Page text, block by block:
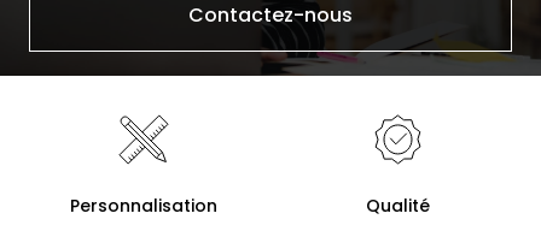
Contactez-nous
Personnalisation Qualité